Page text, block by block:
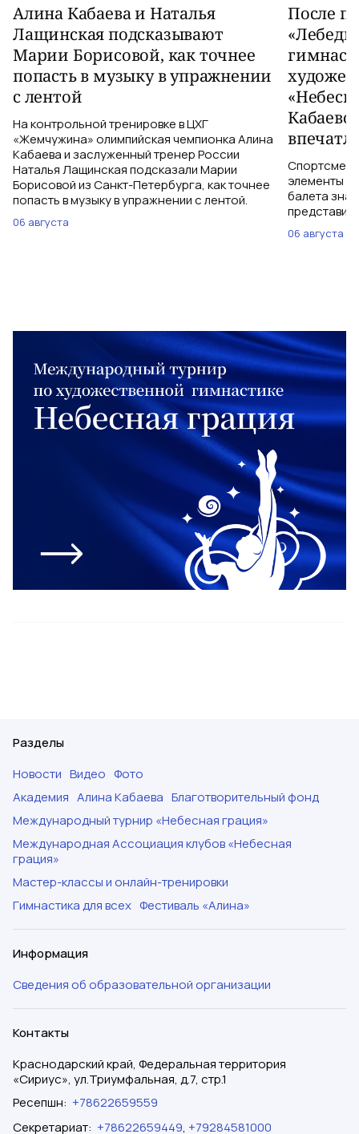
Алина Кабаева и Наталья
Лащинская подсказывают
Марии Борисовой, как точнее
попасть в музыку в упражнении
с лентой
На контрольной тренировке в ЦХГ
«Жемчужина» олимпийская чемпионка Алина
Кабаева и заслуженный тренер России
Наталья Лащинская подсказали Марии
Борисовой из Санкт-Петербурга, как точнее
попасть в музыку в упражнении с лентой.
06 августа
После
элементы
балета
06 августа
Разделы
Новости Видео Фото
Академия Алина Кабаева Благотворительный фонд
Международный турнир «Небесная грация»
Международная Ассоциация клубов «Небесная
грация»
Мастер-классы и онлайн-тренировки
Гимнастика для всех Фестиваль «Алина»
Информация
Сведения об образовательной организации
Контакты
Краснодарский край, Федеральная территория
«Сириус», ул.Триумфальная, д.7, стр.1
Ресепшн: +78622659559
Секретариат: +78622659449, +79284581000